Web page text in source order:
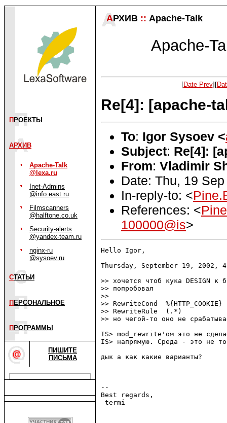
П РОЕКТЫ
АРХИВ
Apache-Talk
@lexa.ru
Inet-Admins
@info.east.ru
Filmscanners
@halftone.co.uk
Security-alerts
@yandex-team.ru
nginx-ru
@sysoev.ru
СТАТЬИ
П ЕРСОНАЛЬНОЕ
П РОГРАММЫ
ПИШИТЕ
ПИСЬМА
АРХИВ :: Apache-Talk
Apache-
[Date Prev][
Re[4]: [apache-
To: Igor Sysoev <
Subject: Re[4]:
From: Vladimir
Date: Thu, 19
In-reply-to: <
References: <
100000@is>
Hello Igor,
Thursday, September 19, 2002,
>> хочется чтоб кука DESIGN к
>> попробовал
>>
>> RewriteCond
>> RewriteRule  (.*)
>> но чегой-то оно не
IS> mod_rewrite'ом это не
IS> напрямую. Среда - это не
дык а как какие варианты?
--
Best regards,